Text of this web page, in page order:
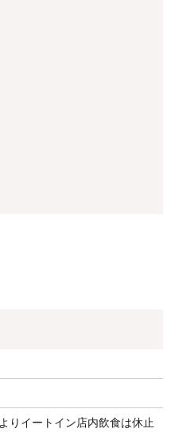
りイートイン店内飲食は休止